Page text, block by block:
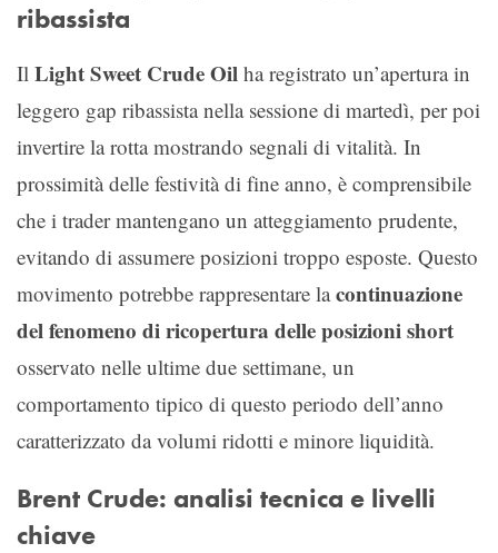
ribassista
Il Light Sweet Crude Oil ha registrato un’apertura in
leggero gap ribassista nella sessione di martedì, per poi
invertire la rotta mostrando segnali di vitalità. In
prossimità delle festività di fine anno, è comprensibile
che i trader mantengano un atteggiamento prudente,
evitando di assumere posizioni troppo esposte. Questo
movimento potrebbe rappresentare lacontinuazione
del fenomeno di ricopertura delle posizioni short
osservato nelle ultime due settimane, un
comportamento tipico di questo periodo dell’anno
caratterizzato da volumi ridotti e minore liquidità.
Brent Crude: analisi tecnica e livelli
chiave